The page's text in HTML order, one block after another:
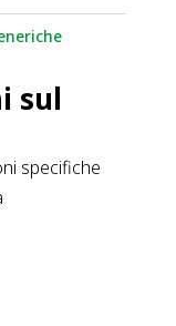
sul
specifiche